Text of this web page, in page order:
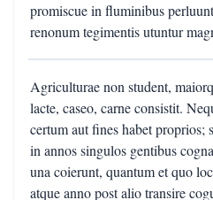
promiscue in fluminibus
renonum tegimentis utuntur
Agriculturae non student,
lacte, caseo, carne consistit.
certum aut fines habet proprios;
in annos singulos gentibus
una coierunt, quantum et quo
atque anno post alio transire